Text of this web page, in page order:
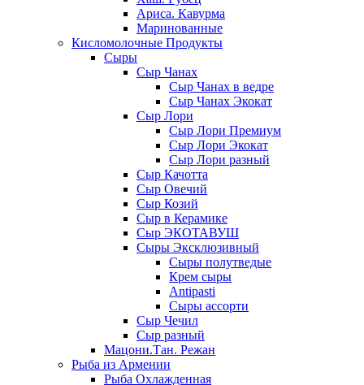
Ариса. Кавурма
Маринованные
Кисломолочные Продукты
Сыры
Сыр Чанах
Сыр Чанах в ведре
Сыр Чанах Экокат
Сыр Лори
Сыр Лори Премиум
Сыр Лори Экокат
Сыр Лори разный
Сыр Качотта
Сыр Овечий
Сыр Козий
Сыр в Керамике
Сыр ЭКОТАВУШ
Сыры Эксклюзивный
Сыры полутведые
Крем сыры
Antipasti
Сыры ассорти
Сыр Чечил
Сыр разный
Мацони.Тан. Режан
Рыба из Армении
Рыба Охлажденная